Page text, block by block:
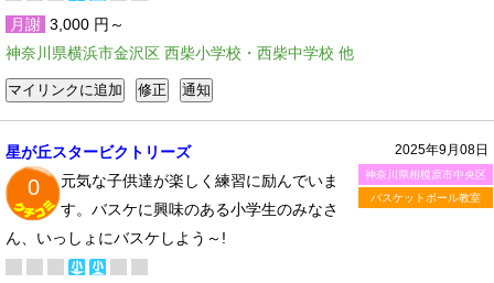
月謝 3,000 円～
神奈川県横浜市金沢区 西柴小学校・西柴中学校 他
2025年9月08日
神奈川県相模原市中央区
バスケットボール教室
星が丘スタービクトリーズ
0
元気な子供達が楽しく練習に励んでいま
す。バスケに興味のある小学生のみなさ
ん、いっしょにバスケしよう～!